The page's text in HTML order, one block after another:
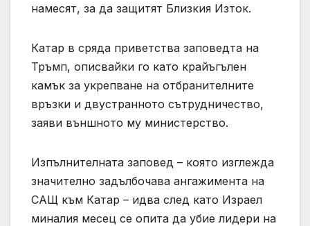
намесят, за да защитят Близкия Изток.
Катар в сряда приветства заповедта на
Тръмп, описвайки го като крайъгълен
камък за укрепване на отбранителните
връзки и двустранното сътрудничество,
заяви външното му министерство.
Изпълнителната заповед – която изглежда
значително задълбочава ангажимента на
САЩ към Катар – идва след като Израел
миналия месец се опита да убие лидери на